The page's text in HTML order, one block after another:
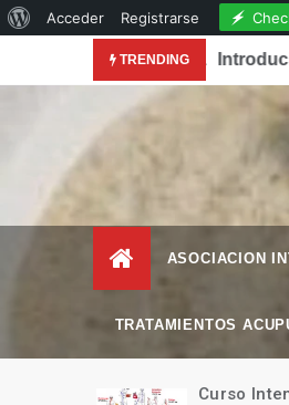
Acerca
WordPress
Acceder Registrarse
TRENDING
. Reconocimiento de la
– Esencial
–
Revista de Vida Natural
ASOCIACION
TRATAMIENTOS
Curso